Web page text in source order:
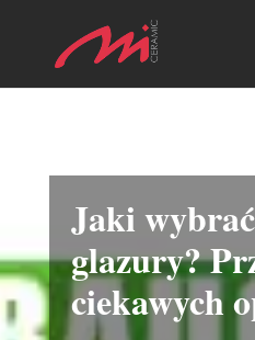
Jaki
glazury?
ciekawych